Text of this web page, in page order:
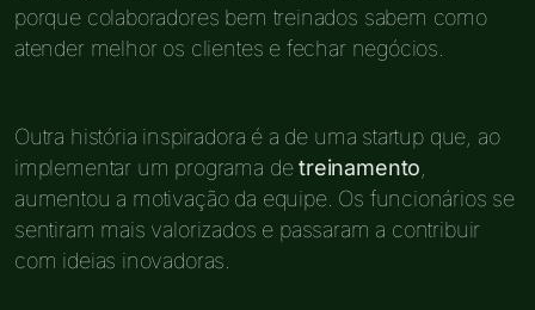
porque colaboradores bem treinados sabem como
atender melhor os clientes e fechar negócios.
Outra história inspiradora é a de uma startup que, ao
implementar um programa detreinamento
aumentou a motivação da equipe. Os funcionários se
sentiram mais valorizados e passaram a contribuir
com ideias inovadoras.